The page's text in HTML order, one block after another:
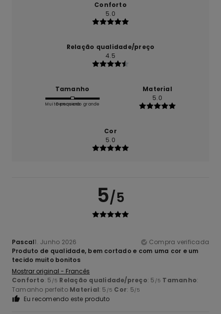
Conforto
5.0
Relação qualidade/preço
4.5
Tamanho
Muito pequeno
Demasiado grande
Material
5.0
Cor
5.0
5/5
Pascal1. Junho 2026
Compra verificada
Produto de qualidade, bem cortado e com uma cor e um
tecido muito bonitos
Mostrar original - Francês
Conforto: 5 /5 Relação qualidade/preço: 5 /5 Tamanho:
Tamanho perfeito Material: 5 /5 Cor: 5/5
Eu recomendo este produto